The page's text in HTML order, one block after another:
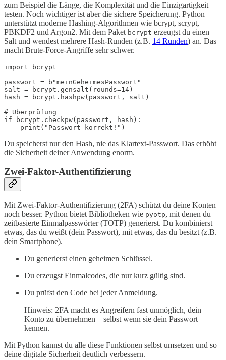
zum Beispiel die Länge, die Komplexität und die Einzigartigkeit
testen. Noch wichtiger ist aber die sichere Speicherung. Python
unterstützt moderne Hashing-Algorithmen wie bcrypt, scrypt,
PBKDF2 und Argon2. Mit dem Paket bcrypt erzeugst du einen
Salt und wendest mehrere Hash-Runden (z.B. 14 Runden) an. Das
macht Brute-Force-Angriffe sehr schwer.
import bcrypt
passwort = b"meinGeheimesPasswort"
salt = bcrypt.gensalt(rounds=14)
hash = bcrypt.hashpw(passwort, salt)
# Überprüfung
if bcrypt.checkpw(passwort, hash):
Du speicherst nur den Hash, nie das Klartext-Passwort. Das erhöht
die Sicherheit deiner Anwendung enorm.
Zwei-Faktor-Authentifizierung
Mit Zwei-Faktor-Authentifizierung (2FA) schützt du deine Konten
noch besser. Python bietet Bibliotheken wie pyotp, mit denen du
zeitbasierte Einmalpasswörter (TOTP) generierst. Du kombinierst
etwas, das du weißt (dein Passwort), mit etwas, das du besitzt (z.B.
dein Smartphone).
Du generierst einen geheimen Schlüssel.
Du erzeugst Einmalcodes, die nur kurz gültig sind.
Du prüfst den Code bei jeder Anmeldung.
Hinweis: 2FA macht es Angreifern fast unmöglich, dein
Konto zu übernehmen – selbst wenn sie dein Passwort
kennen.
Mit Python kannst du alle diese Funktionen selbst umsetzen und so
deine digitale Sicherheit deutlich verbessern.